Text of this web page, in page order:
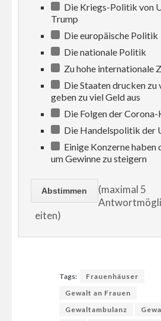
Die Kriegs-Politik von
Trump
Die europäische Politik
Die nationale Politik
Zu hohe internationale
Die Staaten drucken zu
geben zu viel Geld aus
Die Folgen der Corona-
Die Handelspolitik der
Einige Konzerne haben
um Gewinne zu steigern
(maximal 5
eiten)
Tags:
Frauenhäuser
Gewalt an Frauen
Gewaltambulanz